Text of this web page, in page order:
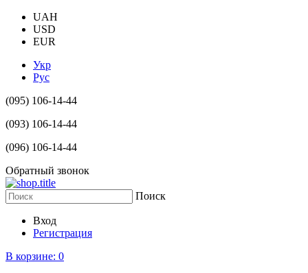
UAH
USD
EUR
Укр
Рус
(095) 106-14-44
(093) 106-14-44
(096) 106-14-44
Обратный звонок
Поиск
Вход
Регистрация
В корзине: 0